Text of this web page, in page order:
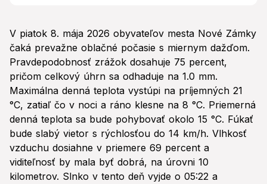
V piatok 8. mája 2026 obyvateľov mesta Nové Zámky
čaká prevažne oblačné počasie s miernym dažďom.
Pravdepodobnosť zrážok dosahuje 75 percent,
pričom celkový úhrn sa odhaduje na 1.0 mm.
Maximálna denná teplota vystúpi na príjemných 21
°C, zatiaľ čo v noci a ráno klesne na 8 °C. Priemerná
denná teplota sa bude pohybovať okolo 15 °C. Fúkať
bude slabý vietor s rýchlosťou do 14 km/h. Vlhkosť
vzduchu dosiahne v priemere 69 percent a
viditeľnosť by mala byť dobrá, na úrovni 10
kilometrov. Slnko v tento deň vyjde o 05:22 a